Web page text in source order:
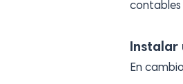
contables
En